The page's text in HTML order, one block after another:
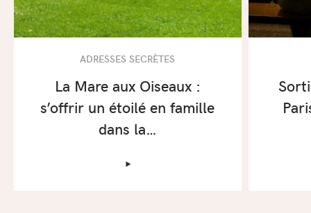
ADRESSES SECRÈTES
La Mare aux Oiseaux :
s’offrir un étoilé en famille
dans la…
‣